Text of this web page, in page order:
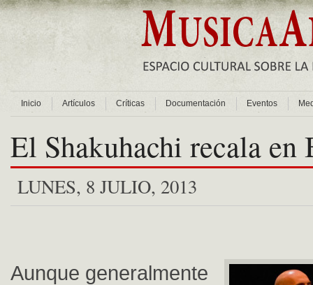
Inicio Artículos Críticas Documentación Eventos
El Shakuhachi recala en
LUNES, 8 JULIO, 2013
Aunque generalmente